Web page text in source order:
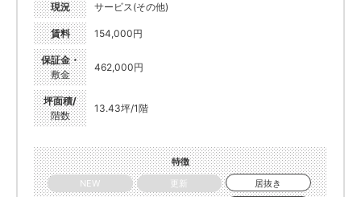
現況 サービス(その他)
賃料 154,000円
保証金・
敷金
462,000円
坪面積/
階数
13.43坪/1階
特徴
NEW
更新
居抜き